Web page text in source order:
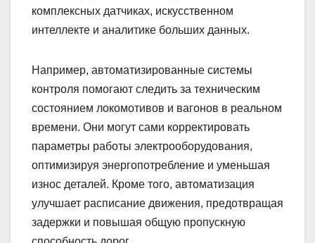
комплексных датчиках, искусственном
интеллекте и аналитике больших данных.
Например, автоматизированные системы
контроля помогают следить за техническим
состоянием локомотивов и вагонов в реальном
времени. Они могут сами корректировать
параметры работы электрооборудования,
оптимизируя энергопотребление и уменьшая
износ деталей. Кроме того, автоматизация
улучшает расписание движения, предотвращая
задержки и повышая общую пропускную